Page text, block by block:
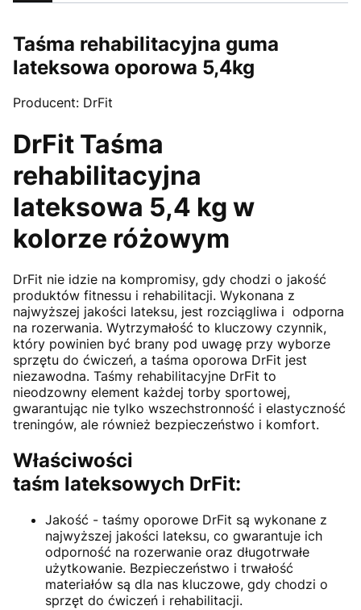
Taśma rehabilitacyjna guma
lateksowa oporowa 5,4kg
Producent: DrFit
DrFit Taśma
rehabilitacyjna
lateksowa 5,4 kg w
kolorze różowym
DrFit nie idzie na kompromisy, gdy chodzi o jakość
produktów fitnessu i rehabilitacji. Wykonana z
najwyższej jakości lateksu, jest rozciągliwa i odporna
na rozerwania. Wytrzymałość to kluczowy czynnik,
który powinien być brany pod uwagę przy wyborze
sprzętu do ćwiczeń, a taśma oporowa DrFit jest
niezawodna. Taśmy rehabilitacyjne DrFit to
nieodzowny element każdej torby sportowej,
gwarantując nie tylko wszechstronność i elastyczność
treningów, ale również bezpieczeństwo i komfort.
Właściwości
taśm lateksowych DrFit:
Jakość - taśmy oporowe DrFit są wykonane z
najwyższej jakości lateksu, co gwarantuje ich
odporność na rozerwanie oraz długotrwałe
użytkowanie. Bezpieczeństwo i trwałość
materiałów są dla nas kluczowe, gdy chodzi o
sprzęt do ćwiczeń i rehabilitacji.